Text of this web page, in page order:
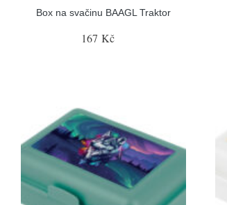
Box na svačinu BAAGL Traktor
167 Kč